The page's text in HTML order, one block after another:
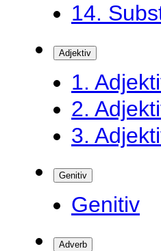
14.
Adjektiv
1.
2.
3.
Genitiv
Genitiv
Adverb